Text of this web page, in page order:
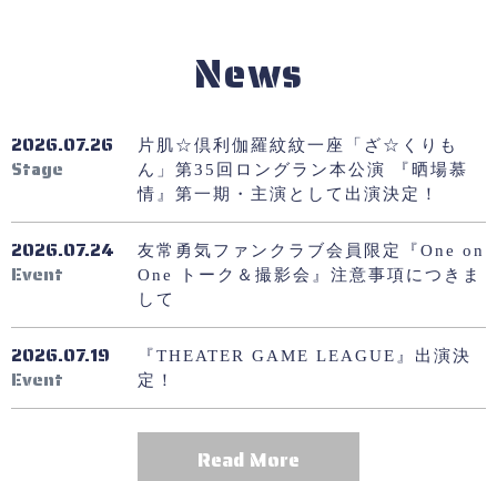
News
2026.07.26
Stage
片肌☆倶利伽羅紋紋一座「ざ☆くりも
ん」第35回ロングラン本公演 『晒場慕
情』第一期・主演として出演決定！
2026.07.24
Event
友常勇気ファンクラブ会員限定『One on
One トーク＆撮影会』注意事項につきま
して
2026.07.19
Event
『THEATER GAME LEAGUE』出演決
定！
Read More